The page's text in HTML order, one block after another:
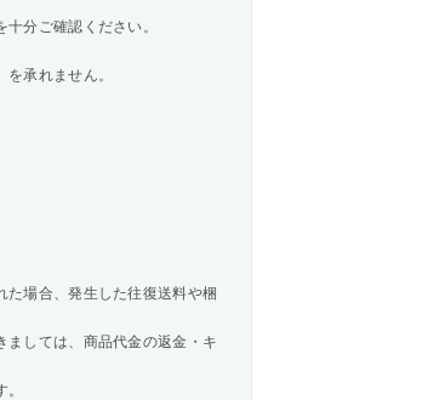
分ご確認ください。
承れません。
た場合、発生した往復送料や梱
ましては、商品代金の返金・キ